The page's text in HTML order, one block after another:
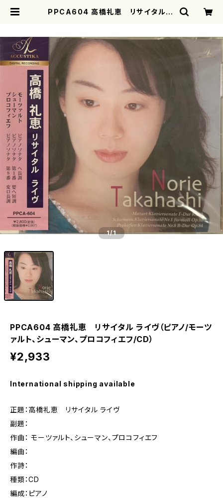
PPCA604 高橋礼恵 リサイタル ラ
arth
1/1
PPCA604 高橋礼恵 リサイタル ライヴ（ピアノ/モーツ
ァルト、シューマン、プロコフィエフ/CD）
¥2,933
International shipping available
正題：高橋礼恵 リサイタル ライヴ
副題：
作曲： モーツァルト、シューマン、プロコフィエフ
編曲：
作詩：
種類：CD
編成：ピアノ